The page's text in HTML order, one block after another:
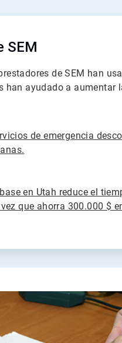
SEM
de SEM han
han ayudado a aumentar
de emergencia
en Utah reduce el
que ahorra 300.000 $